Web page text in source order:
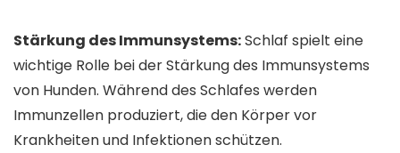
Stärkung des Immunsystems:Schlaf spielt eine
wichtige Rolle bei der Stärkung des Immunsystems
von Hunden. Während des Schlafes werden
Immunzellen produziert, die den Körper vor
Krankheiten und Infektionen schützen.